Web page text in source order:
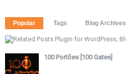
Popular Tags Blog Archives
100 Portões [100 Gates]